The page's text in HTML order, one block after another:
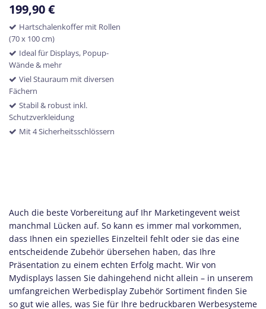
199,90€
Hartschalenkoffer mit Rollen
(70 x 100 cm)
Ideal für Displays, Popup-
Wände & mehr
Viel Stauraum mit diversen
Fächern
Stabil & robust inkl.
Schutzverkleidung
Mit 4 Sicherheitsschlössern
Auch die beste Vorbereitung auf Ihr Marketingevent weist
manchmal Lücken auf. So kann es immer mal vorkommen,
dass Ihnen ein spezielles Einzelteil fehlt oder sie das eine
entscheidende Zubehör übersehen haben, das Ihre
Präsentation zu einem echten Erfolg macht. Wir von
Mydisplays lassen Sie dahingehend nicht allein – in unserem
umfangreichen Werbedisplay Zubehör Sortiment finden Sie
so gut wie alles, was Sie für Ihre bedruckbaren Werbesysteme